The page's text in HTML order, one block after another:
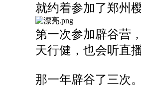
就约着参加了郑州
第一次参加辟谷营，
天行健，也会听直
那一年辟谷了三次。